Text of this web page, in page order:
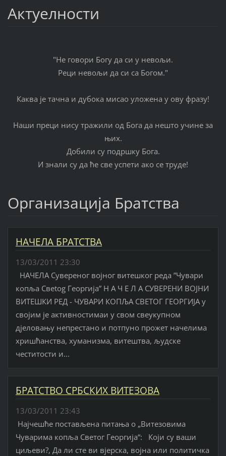
Актуелности
"Не говори Богу да си у невољи.
Реци невољи да си са Богом."
Каква је тачна и дубока мисао уложена у ову фразу!
Наши преци нису тражили од Бога да нешто учине за
њих.
Добили су подршку Бога.
И знали су да ће све успети ако се труде!
Организација Братства
НАЧЕЛА БРАТСТВА
13/03/2011 23:30
НАЧЕЛА Сувереног војног витешког реда ”Чувари
копља Свetog Георгија” Н А Ч Е Л А СУВЕРЕНИ ВОЈНИ
ВИТЕШКИ РЕД - ЧУВАРИ КОПЉА СВЕТОГ ГЕОРГИЈА у
својим је активностимаи у свом свеукупном
дјеловању непрестано и потпуно прожет начелима
хришћанства, хуманизма, витештва, људске
честитости и...
БРАТСТВО СРБСКИХ ВИТЕЗОВА
13/03/2011 23:43
Најчешће постављена питања о „Витезовима
Чуварима копља Светог Георгија“: Који су ваши
циљеви?, Да ли сте ви вјерска, војна или политичка